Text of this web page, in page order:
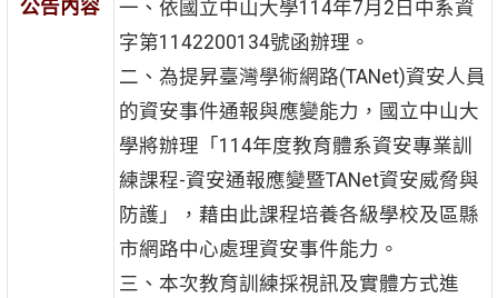
公告內容
一、依國立中山大學114年7月2日中系資
字第1142200134號函辦理。
二、為提昇臺灣學術網路(TANet)資安人員
的資安事件通報與應變能力，國立中山大
學將辦理「114年度教育體系資安專業訓
練課程-資安通報應變暨TANet資安威脅與
防護」，藉由此課程培養各級學校及區縣
市網路中心處理資安事件能力。
三、本次教育訓練採視訊及實體方式進